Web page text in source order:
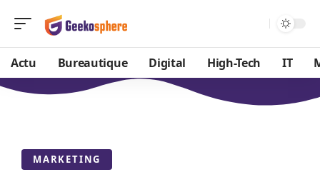
Actu Bureautique Digital High-Tech IT
MARKETING